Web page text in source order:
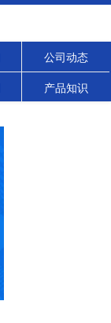
公司动态
产品知识